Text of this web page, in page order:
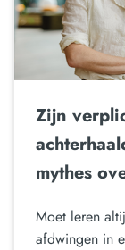
Zijn
mythes
Moet leren
afdwingen in